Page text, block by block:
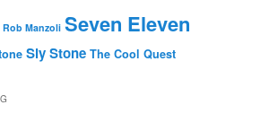
Rob Manzoli Seven Eleven
Sly Stone The Cool Quest